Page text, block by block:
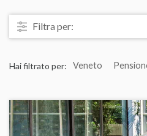
Filtra per:
Prezzo
Trattamento
Struttura
Hai filtrato per: Veneto